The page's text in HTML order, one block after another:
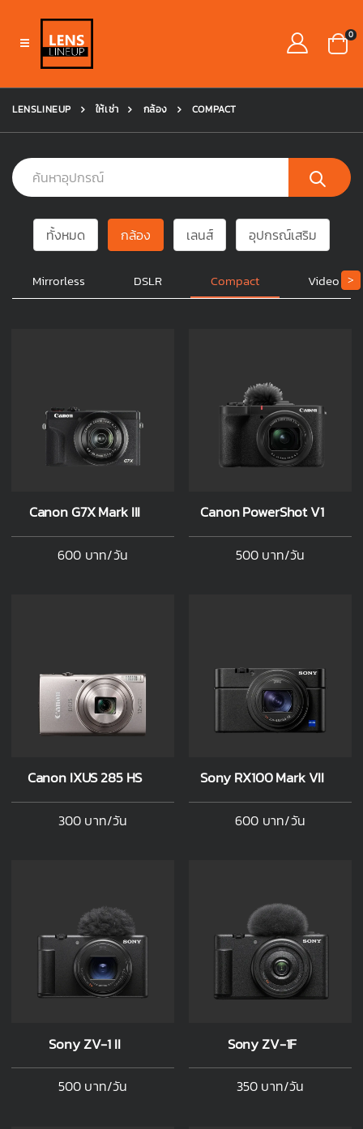
0
LENSLINEUP ให้เช่า กล้อง COMPACT
ทั้งหมด กล้อง เลนส์ อุปกรณ์เสริม
>
Mirrorless DSLR Compact Video
Canon G7X Mark III
600 บาท/วัน
Canon PowerShot V1
500 บาท/วัน
Canon IXUS 285 HS
300 บาท/วัน
Sony RX100 Mark VII
600 บาท/วัน
Sony ZV-1 II
500 บาท/วัน
Sony ZV-1F
350 บาท/วัน